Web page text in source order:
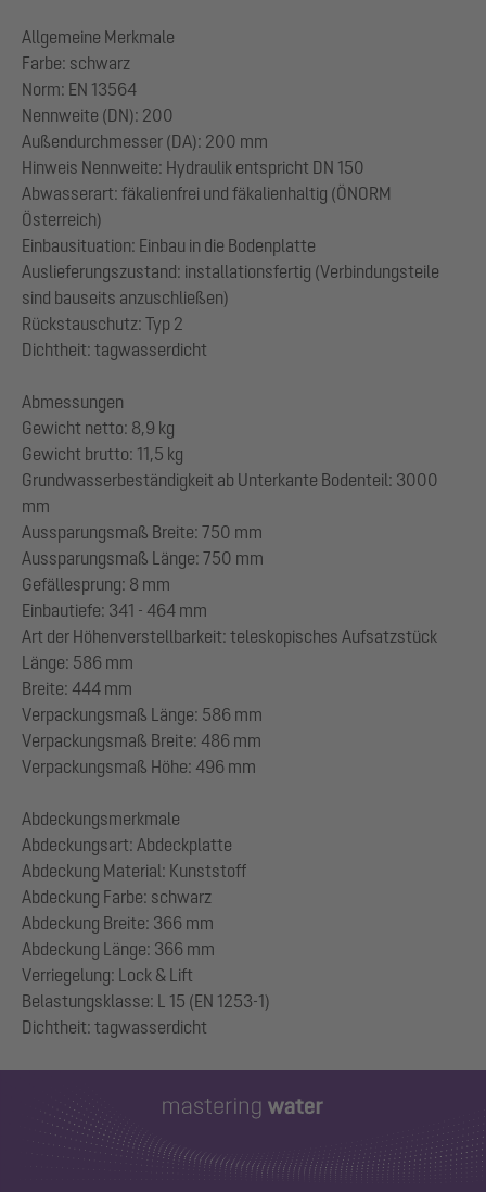
Allgemeine Merkmale
Farbe: schwarz
Norm: EN 13564
Nennweite (DN): 200
Außendurchmesser (DA): 200 mm
Hinweis Nennweite: Hydraulik entspricht DN 150
Abwasserart: fäkalienfrei und fäkalienhaltig (ÖNORM
Österreich)
Einbausituation: Einbau in die Bodenplatte
Auslieferungszustand: installationsfertig (Verbindungsteile
sind bauseits anzuschließen)
Rückstauschutz: Typ 2
Dichtheit: tagwasserdicht
Abmessungen
Gewicht netto: 8,9 kg
Gewicht brutto: 11,5 kg
Grundwasserbeständigkeit ab Unterkante Bodenteil: 3000
mm
Aussparungsmaß Breite: 750 mm
Aussparungsmaß Länge: 750 mm
Gefällesprung: 8 mm
Einbautiefe: 341 - 464 mm
Art der Höhenverstellbarkeit: teleskopisches Aufsatzstück
Länge: 586 mm
Breite: 444 mm
Verpackungsmaß Länge: 586 mm
Verpackungsmaß Breite: 486 mm
Verpackungsmaß Höhe: 496 mm
Abdeckungsmerkmale
Abdeckungsart: Abdeckplatte
Abdeckung Material: Kunststoff
Abdeckung Farbe: schwarz
Abdeckung Breite: 366 mm
Abdeckung Länge: 366 mm
Verriegelung: Lock & Lift
Belastungsklasse: L 15 (EN 1253-1)